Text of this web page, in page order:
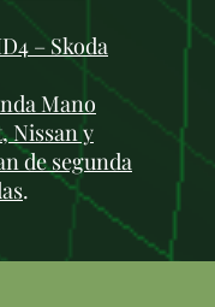
– Skoda
Mano
Nissan y
de segunda
.